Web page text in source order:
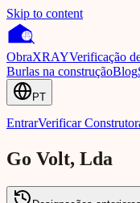
Skip to content
ObraXRAYVerificação
Burlas na construçãoBlog
PT
EntrarVerificar
Go Volt, Lda